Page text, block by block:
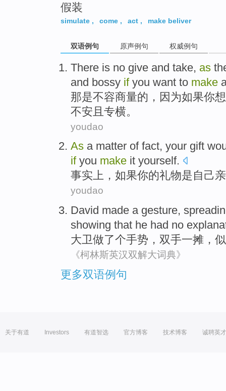
假装
simulate , come , act , make beliver
双语例句 原声例句 权威例句
There is no give and take, as
and bossy if you want to make
那是不容商量的， 因为如果你想
不安 且 专横。
youdao
As a matter of fact, your gift
if you make it yourself.
事实上 ， 如果你的礼物是 自己
youdao
David made a gesture,
showing that he had no
大卫做了个手势 ， 双手一摊 ，
《柯林斯英汉双解大词典》
更多双语例句
关于有道 Investors 有道智选 官方博客 技术博客 诚聘英才